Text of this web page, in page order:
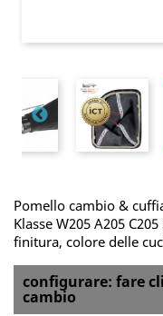
Pomello cambio &
Klasse W205 A205
finitura, colore delle
configurare: fare
cambio